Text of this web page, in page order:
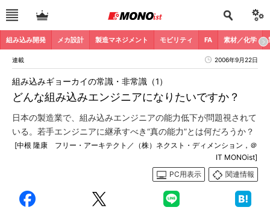
組み込み開発 メカ設計 製造マネジメント モビリティ FA 素材／化学
連載 2006年9月22日
どんな組み込みエンジニアになりたいですか？
組み込みギョーカイの常識・非常識（1）
日本の製造業で、組み込みエンジニアの能力低下が問題視されて
いる。若手エンジニアに継承すべき“真の能力”とは何だろうか？
[中根 隆康 フリー・アーキテクト／（株）ネクスト・ディメンション，＠
IT MONOist]
PC用表示
関連情報